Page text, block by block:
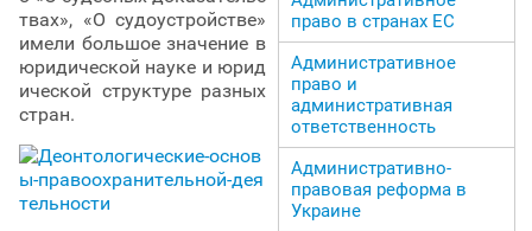
твах», «О судоустройстве»
имели большое значение в
юридической науке и юрид
ической структуре разных
стран.
право в странах ЕС
Административное
право и
административная
ответственность
Административно-
правовая реформа в
Украине